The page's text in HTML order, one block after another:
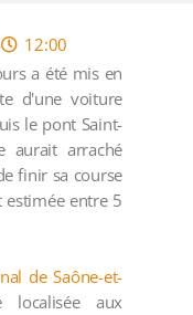
12:00
a été mis en
d'une voiture
le pont Saint-
aurait arraché
finir sa course
entre 5
de Saône-et-
aux